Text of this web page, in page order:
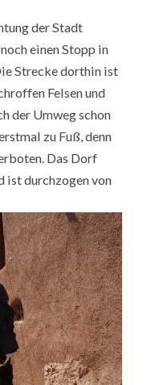
der Stadt
einen Stopp in
Strecke dorthin ist
Felsen und
der Umweg schon
zu Fuß, denn
Das Dorf
ist durchzogen von